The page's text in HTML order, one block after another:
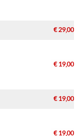
€ 29,00
€ 19,00
€ 19,00
€ 19,00